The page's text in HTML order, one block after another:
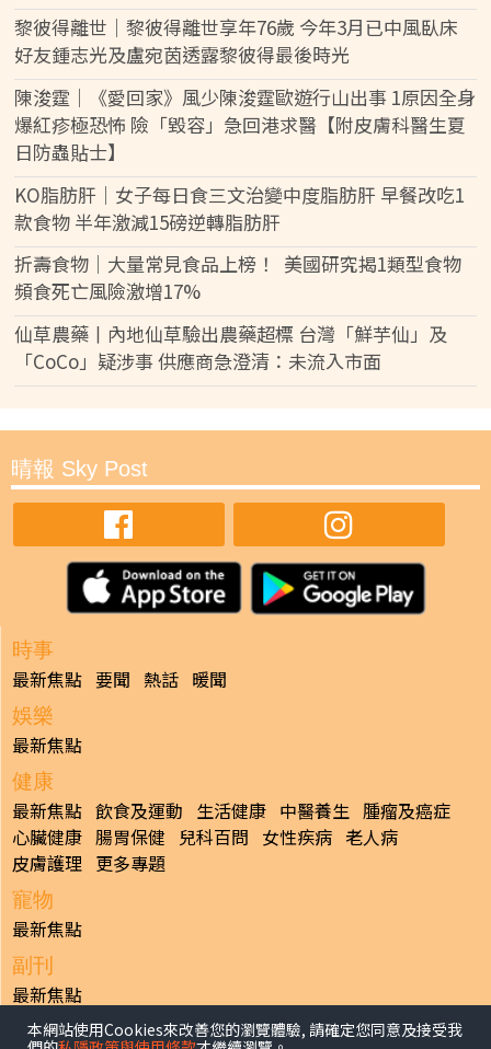
黎彼得離世｜黎彼得離世享年76歲 今年3月已中風臥床
好友鍾志光及盧宛茵透露黎彼得最後時光
陳浚霆｜《愛回家》風少陳浚霆歐遊行山出事 1原因全身
爆紅疹極恐怖 險「毀容」急回港求醫【附皮膚科醫生夏
日防蟲貼士】
KO脂肪肝｜女子每日食三文治變中度脂肪肝 早餐改吃1
款食物 半年激減15磅逆轉脂肪肝
折壽食物｜大量常見食品上榜！ 美國研究揭1類型食物
頻食死亡風險激增17%
仙草農藥丨內地仙草驗出農藥超標 台灣「鮮芋仙」及
「CoCo」疑涉事 供應商急澄清：未流入市面
晴報 Sky Post
時事
最新焦點 要聞 熱話 暖聞
娛樂
最新焦點
健康
最新焦點 飲食及運動 生活健康 中醫養生 腫瘤及癌症
心臟健康 腸胃保健 兒科百問 女性疾病 老人病
皮膚護理 更多專題
寵物
最新焦點
副刊
最新焦點
日報
本網站使用Cookies來改善您的瀏覽體驗, 請確定您同意及接受我